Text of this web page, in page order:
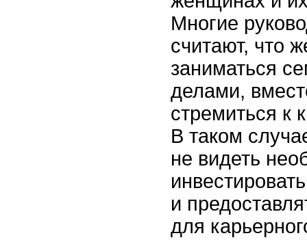
Многие
считают, что
заниматься
делами,
стремиться к
В таком
не видеть
и
для